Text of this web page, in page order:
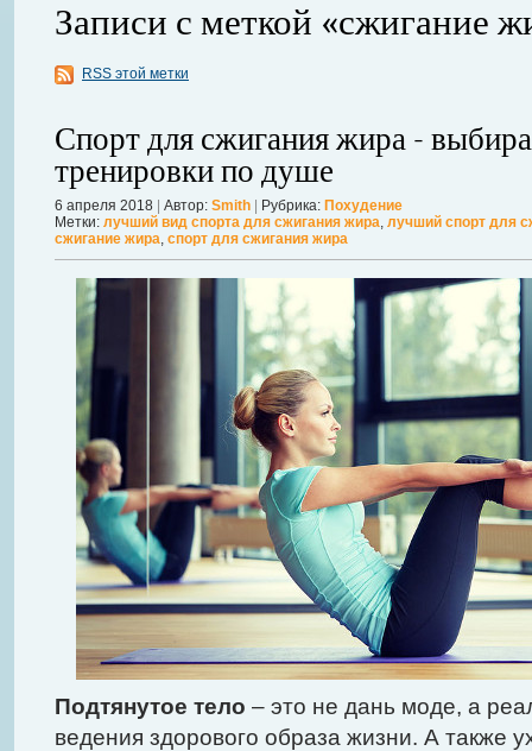
Можно ли увеличить грудь без операции? Таким вопросом
себя в форме. Давайте же подробнее рассмотрим этот вопрос. А
речь, нужно углубиться в анатомию.Далее...
Записи с меткой «сжигание
RSS этой метки
Спорт для сжигания жира -
тренировки по душе
6 апреля 2018 Автор: Smith Рубрика: Похудение
Метки: лучший вид спорта для сжигания жира, лучший спорт для
сжигание жира, спорт для сжигания жира
Подтянутое тело – это не дань моде, а
ведения здорового образа жизни. А также